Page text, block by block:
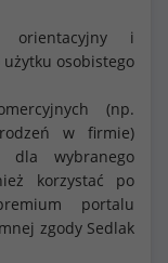
orientacyjny i
osobistego
(np.
w firmie)
dla wybranego
korzystać po
portalu
zgody Sedlak